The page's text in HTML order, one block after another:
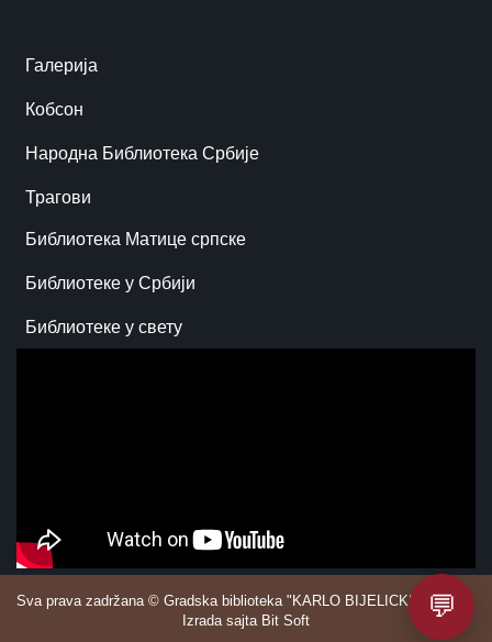
Галерија
Кобсон
Народна Библиотека Србије
Трагови
Библиотека Матице српске
Библиотеке у Србији
Библиотеке у свету
Sva prava zadržana © Gradska biblioteka "KARLO BIJELICKI" Sombor.
Izrada sajta Bit Soft
💬